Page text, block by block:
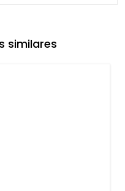
similares